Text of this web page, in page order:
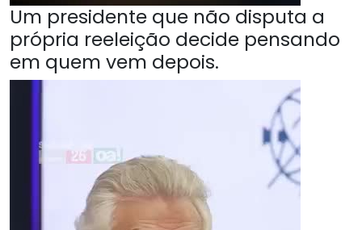
Um presidente que não disputa a
própria reeleição decide pensando
em quem vem depois.